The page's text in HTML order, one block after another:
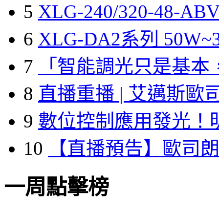
5 XLG-240/320-48-
6 XLG-DA2系列
7
「智能調光只是基本
8 直播重播 | 艾邁斯歐
9 數位控制應用發光！
10
【直播預告】歐司
一周點擊榜